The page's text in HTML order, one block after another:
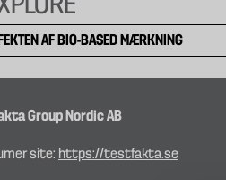
AF ​​BIO-BASED MÆRKNING
Group Nordic AB
site: https://testfakta.se